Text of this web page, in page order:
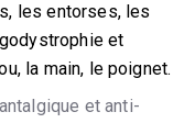
les entorses, les
et
la main, le poignet.
et anti-